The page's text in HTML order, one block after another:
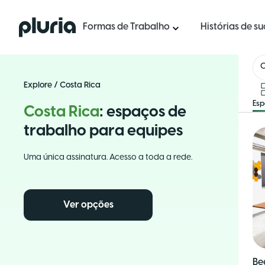
Logo Pluria Formas de Trabalho Histórias de
Explore / Costa Rica
Costa Rica: espaços de
trabalho para equipes
Uma única assinatura. Acesso a toda a rede.
Ver opções